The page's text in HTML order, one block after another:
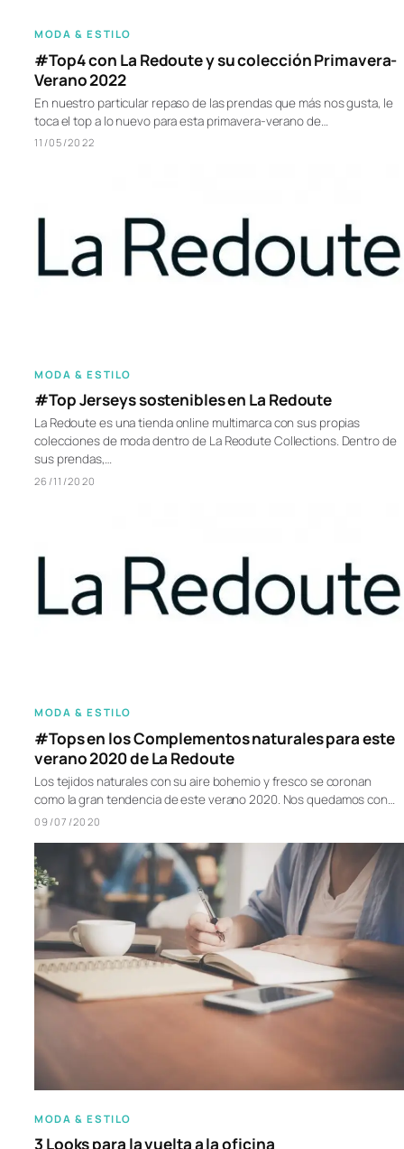
MODA & ESTILO
#Top4 con La Redoute y su colección Primavera-
Verano 2022
En nuestro particular repaso de las prendas que más nos gusta, le
toca el top a lo nuevo para esta primavera-verano de…
11/05/2022
MODA & ESTILO
#Top Jerseys sostenibles en La Redoute
La Redoute es una tienda online multimarca con sus propias
colecciones de moda dentro de La Reodute Collections. Dentro de
sus prendas,…
26/11/2020
MODA & ESTILO
#Tops en los Complementos naturales para este
verano 2020 de La Redoute
Los tejidos naturales con su aire bohemio y fresco se coronan
como la gran tendencia de este verano 2020. Nos quedamos con…
09/07/2020
MODA & ESTILO
3 Looks para la vuelta a la oficina